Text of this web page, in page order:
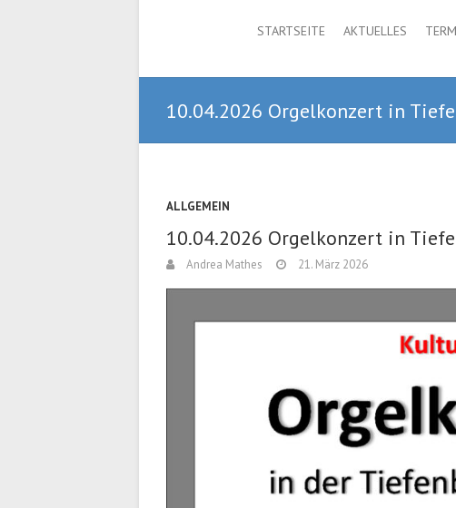
STARTSEITE AKTUELLES
10.04.2026 Orgelkonzert in
ALLGEMEIN
10.04.2026 Orgelkonzert in
Andrea Mathes 21. März 2026